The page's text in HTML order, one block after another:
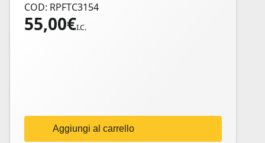
COD: RPFTC3154
55,00€I.C.
Aggiungi al carrello